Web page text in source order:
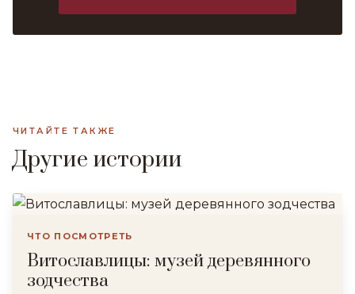
ЧИТАЙТЕ ТАКЖЕ
Другие истории
ЧТО ПОСМОТРЕТЬ
Витославлицы: музей деревянного
зодчества